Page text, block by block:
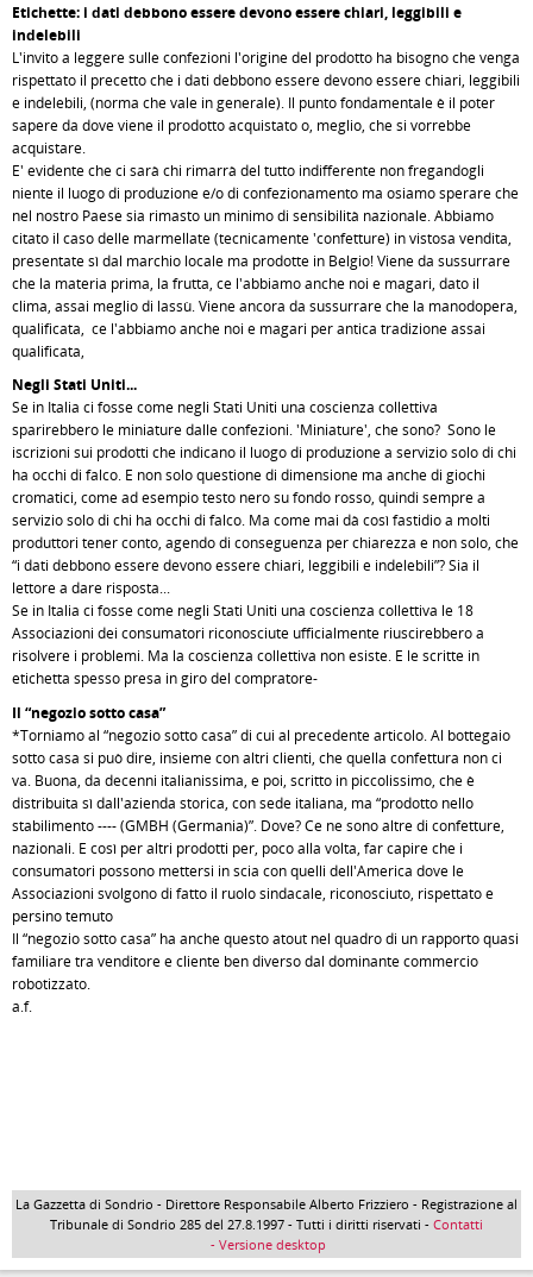
Etichette: i dati debbono essere devono essere chiari, leggibili e
indelebili
L'invito a leggere sulle confezioni l'origine del prodotto ha bisogno che venga
rispettato il precetto che i dati debbono essere devono essere chiari, leggibili
e indelebili, (norma che vale in generale). Il punto fondamentale è il poter
sapere da dove viene il prodotto acquistato o, meglio, che si vorrebbe
acquistare.
E' evidente che ci sarà chi rimarrà del tutto indifferente non fregandogli
niente il luogo di produzione e/o di confezionamento ma osiamo sperare che
nel nostro Paese sia rimasto un minimo di sensibilità nazionale. Abbiamo
citato il caso delle marmellate (tecnicamente 'confetture) in vistosa vendita,
presentate sì dal marchio locale ma prodotte in Belgio! Viene da sussurrare
che la materia prima, la frutta, ce l'abbiamo anche noi e magari, dato il
clima, assai meglio di lassù. Viene ancora da sussurrare che la manodopera,
qualificata, ce l'abbiamo anche noi e magari per antica tradizione assai
qualificata,
Negli Stati Uniti...
Se in Italia ci fosse come negli Stati Uniti una coscienza collettiva
sparirebbero le miniature dalle confezioni. 'Miniature', che sono? Sono le
iscrizioni sui prodotti che indicano il luogo di produzione a servizio solo di chi
ha occhi di falco. E non solo questione di dimensione ma anche di giochi
cromatici, come ad esempio testo nero su fondo rosso, quindi sempre a
servizio solo di chi ha occhi di falco. Ma come mai dà così fastidio a molti
produttori tener conto, agendo di conseguenza per chiarezza e non solo, che
“i dati debbono essere devono essere chiari, leggibili e indelebili”? Sia il
lettore a dare risposta...
Se in Italia ci fosse come negli Stati Uniti una coscienza collettiva le 18
Associazioni dei consumatori riconosciute ufficialmente riuscirebbero a
risolvere i problemi. Ma la coscienza collettiva non esiste. E le scritte in
etichetta spesso presa in giro del compratore-
Il “negozio sotto casa”
*Torniamo al “negozio sotto casa” di cui al precedente articolo. Al bottegaio
sotto casa si può dire, insieme con altri clienti, che quella confettura non ci
va. Buona, da decenni italianissima, e poi, scritto in piccolissimo, che è
distribuita sì dall'azienda storica, con sede italiana, ma “prodotto nello
stabilimento ---- (GMBH (Germania)”. Dove? Ce ne sono altre di confetture,
nazionali. E così per altri prodotti per, poco alla volta, far capire che i
consumatori possono mettersi in scia con quelli dell'America dove le
Associazioni svolgono di fatto il ruolo sindacale, riconosciuto, rispettato e
persino temuto
Il “negozio sotto casa” ha anche questo atout nel quadro di un rapporto quasi
familiare tra venditore e cliente ben diverso dal dominante commercio
robotizzato.
a.f.
La Gazzetta di Sondrio - Direttore Responsabile Alberto Frizziero - Registrazione al
Tribunale di Sondrio 285 del 27.8.1997 - Tutti i diritti riservati - Contatti
- Versione desktop